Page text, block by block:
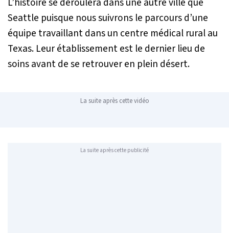
Seattle puisque nous suivrons le parcours d’une
équipe travaillant dans un centre médical rural au
Texas. Leur établissement est le dernier lieu de
soins avant de se retrouver en plein désert.
La suite après cette vidéo
La suite après cette publicité